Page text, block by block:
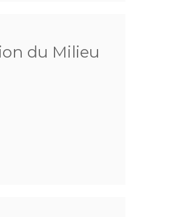
du Milieu